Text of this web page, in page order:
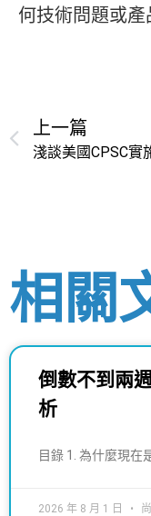
何技術問題或
上一篇
相關
倒數不到兩
析
目錄 1. 為什麼現在
2026 年 8 月 1 日